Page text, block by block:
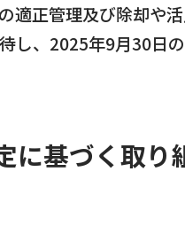
やみ
町長） へのご意見等
式note
案内 ト
適正管理及び除却や
し、2025年9月30日
に基づく取り